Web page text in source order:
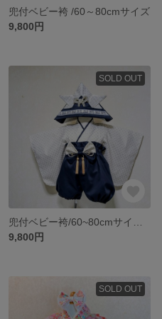
兜付ベビー袴 /60～80cmサイズ
9,800円
SOLD OUT
9,800円
SOLD OUT